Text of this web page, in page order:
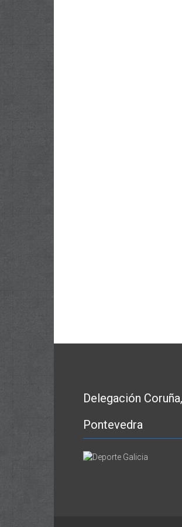
Delegación
Pontevedra